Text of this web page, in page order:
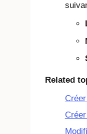
Related